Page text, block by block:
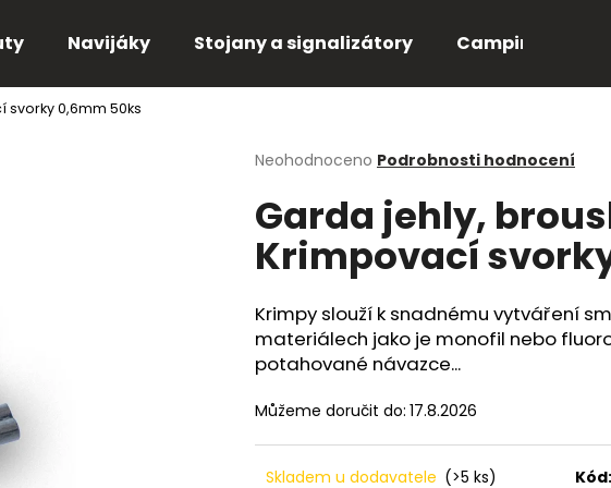
Navijáky Stojany a signalizátory Camping
svorky 0,6mm 50ks
Průměrné
produktu
je
0,0
hvězdiček.
Neohodnoceno Podrobnosti hodnocení
Garda jehly,
Krimpovací
Krimpy slouží k snadnému vytváření
materiálech jako je monofil nebo
potahované návazce...
Můžeme doručit do: 17.8.2026
Skladem u dodavatele (>5 ks) Kód:
Co potřebujete najít?
HLEDAT